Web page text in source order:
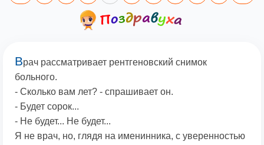
Врач рассматривает рентгеновский снимок
больного.
- Сколько вам лет? - спрашивает он.
- Будет сорок...
- Не будет... Не будет...
Я не врач, но, глядя на именинника, с уверенностью